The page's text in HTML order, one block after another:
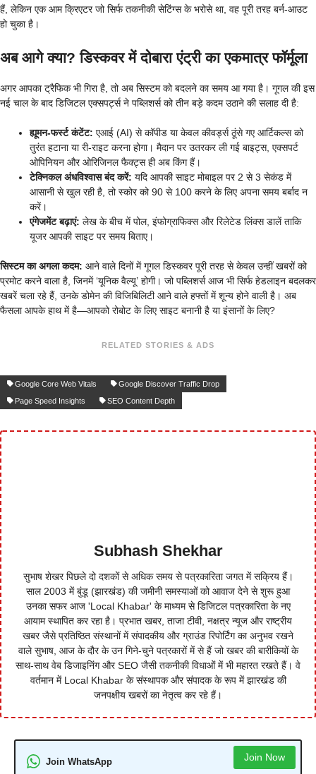
हैं, लेकिन एक आम क्रिएटर जो सिर्फ तकनीकी सेटिंग्स के भरोसे था, वह पूरी तरह बर्न-आउट
हो चुका है।
अब आगे क्या? डिस्कवर में दोबारा एंट्री का एकमात्र फॉर्मूला
अगर आपका ट्रैफिक भी गिरा है, तो अब सिस्टम को बदलने का समय आ गया है। गूगल की इस
नई चाल के बाद डिजिटल एक्सपर्ट्स ने पब्लिशर्स को तीन बड़े कदम उठाने की सलाह दी है:
ह्यूमन-फर्स्ट कंटेंट: एआई (AI) से कॉपीड या केवल कीवर्ड्स ठूंसे गए आर्टिकल्स को
तुरंत हटाना या री-राइट करना होगा। मैदान पर उतरकर ली गई बाइट्स, एक्सपर्ट
ओपिनियन और ओरिजिनल फैक्ट्स ही अब किंग हैं।
टेक्निकल अंधविश्वास बंद करें: यदि आपकी साइट मोबाइल पर 2 से 3 सेकंड में
आसानी से खुल रही है, तो स्कोर को 90 से 100 करने के लिए अपना समय बर्बाद न
करें।
एंगेजमेंट बढ़ाएं: लेख के बीच में पोल, इंफोग्राफिक्स और रिलेटेड लिंक्स डालें ताकि
यूजर आपकी साइट पर समय बिताए।
सिस्टम का अगला कदम: आने वाले दिनों में गूगल डिस्कवर पूरी तरह से केवल उन्हीं खबरों को
प्रमोट करने वाला है, जिनमें ‘यूनिक वैल्यू’ होगी। जो पब्लिशर्स आज भी सिर्फ हेडलाइन बदलकर
खबरें चला रहे हैं, उनके डोमेन की विजिबिलिटी आने वाले हफ्तों में शून्य होने वाली है। अब
फैसला आपके हाथ में है—आपको रोबोट के लिए साइट बनानी है या इंसानों के लिए?
RELATED STORIES & ADS
Google Core Web Vitals
Google Discover Traffic Drop
Page Speed Insights
SEO Content Depth
Subhash Shekhar
सुभाष शेखर पिछले दो दशकों से अधिक समय से पत्रकारिता जगत में सक्रिय हैं।
साल 2003 में बुंडू (झारखंड) की जमीनी समस्याओं को आवाज देने से शुरू हुआ
उनका सफर आज 'Local Khabar' के माध्यम से डिजिटल पत्रकारिता के नए
आयाम स्थापित कर रहा है। प्रभात खबर, ताजा टीवी, नक्षत्र न्यूज और राष्ट्रीय
खबर जैसे प्रतिष्ठित संस्थानों में संपादकीय और ग्राउंड रिपोर्टिंग का अनुभव रखने
वाले सुभाष, आज के दौर के उन गिने-चुने पत्रकारों में से हैं जो खबर की बारीकियों के
साथ-साथ वेब डिजाइनिंग और SEO जैसी तकनीकी विधाओं में भी महारत रखते हैं। वे
वर्तमान में Local Khabar के संस्थापक और संपादक के रूप में झारखंड की
जनपक्षीय खबरों का नेतृत्व कर रहे हैं।
Join WhatsApp Join Now